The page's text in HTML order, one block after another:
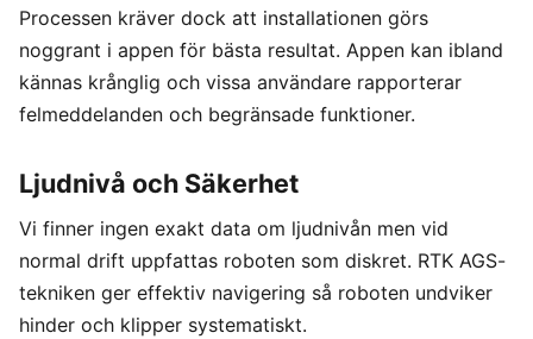
Processen kräver dock att installationen görs
noggrant i appen för bästa resultat. Appen kan ibland
kännas krånglig och vissa användare rapporterar
felmeddelanden och begränsade funktioner.
Ljudnivå och Säkerhet
Vi finner ingen exakt data om ljudnivån men vid
normal drift uppfattas roboten som diskret. RTK AGS-
tekniken ger effektiv navigering så roboten undviker
hinder och klipper systematiskt.